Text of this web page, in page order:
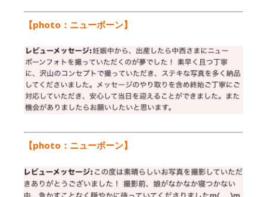
【photo：ニューボーン】
【photo：ニューボーン】